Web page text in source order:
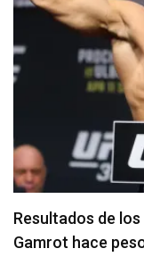
Quillan Salkilld es
UFC Vegas 120